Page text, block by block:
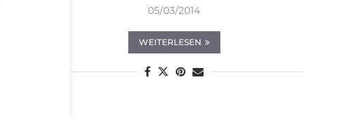
05/03/2014
WEITERLESEN